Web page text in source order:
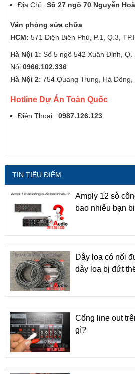
Địa Chỉ : Số 27 ngõ 70 Nguyễn
Văn phòng sửa chữa
HCM: 571 Điện Biên Phủ, P.1, Q.3,
Hà Nội 1: Số 5 ngõ 542 Xuân Đỉnh, Q.
Nội 0966.102.336
Hà Nội 2: 754 Quang Trung, Hà Đông,
Hotline Dự Án Toàn Quốc
Điện Thoại : 0987.126.123
TIN TIÊU ĐIỂM
Amply 12 sò
bao nhiêu bạn
Dây loa có nối
dây loa bị đứt
Cổng line out
gì?